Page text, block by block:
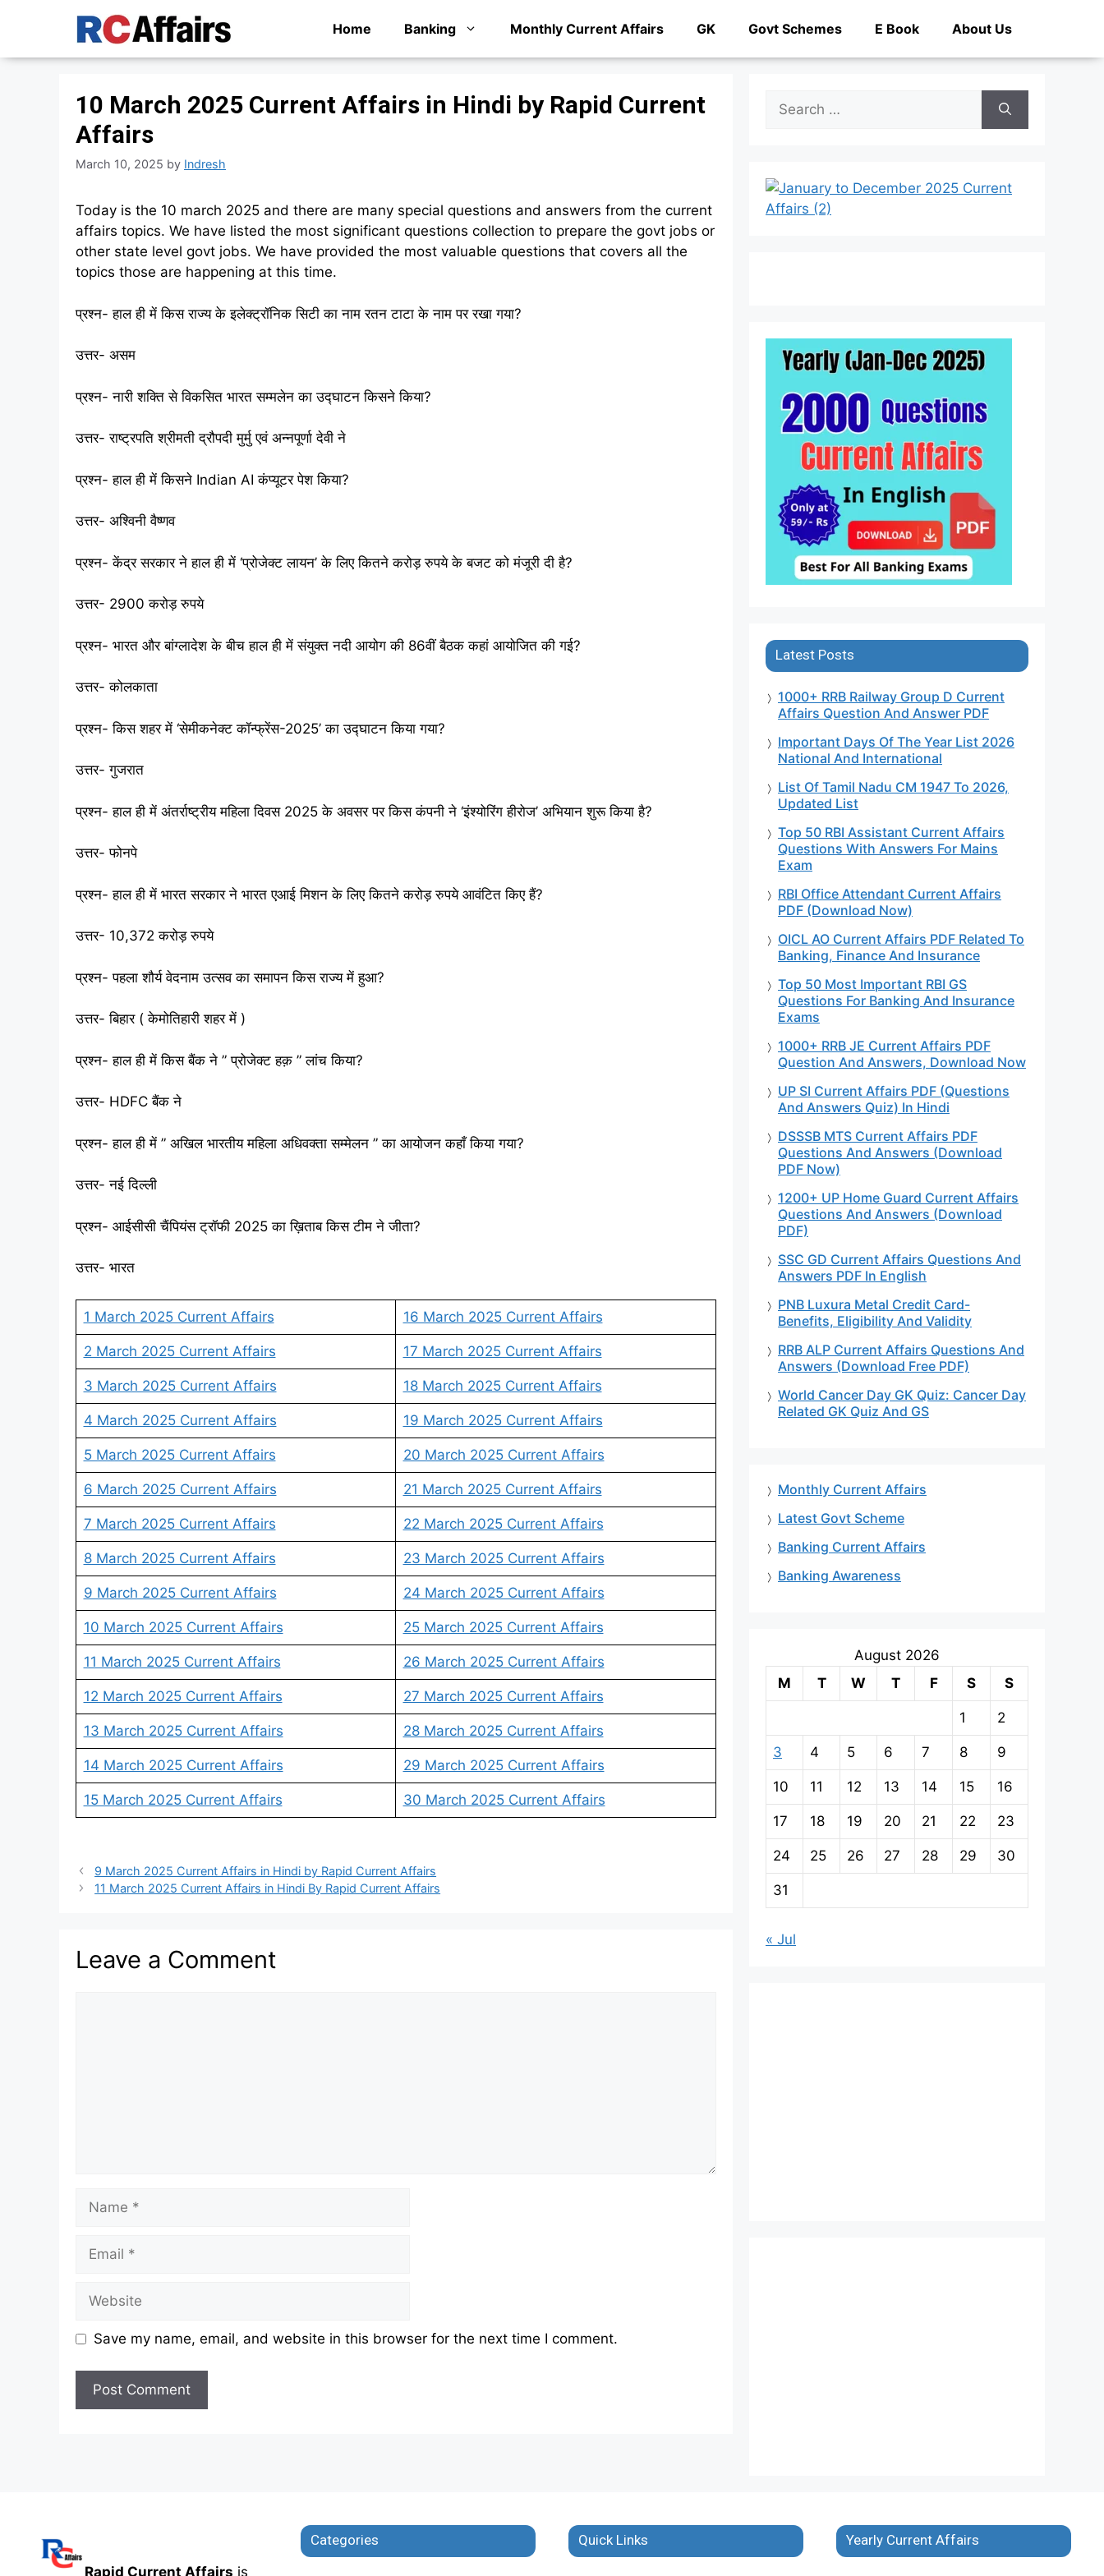
Home Banking Monthly Current Affairs GK Govt Schemes E Book About Us
10 March 2025 Current Affairs in Hindi by Rapid Current
Affairs
March 10, 2025 by Indresh
Today is the 10 march 2025 and there are many special questions and answers from the current
affairs topics. We have listed the most significant questions collection to prepare the govt jobs or
other state level govt jobs. We have provided the most valuable questions that covers all the
topics those are happening at this time.
प्रश्न- हाल ही में किस राज्य के इलेक्ट्रॉनिक सिटी का नाम रतन टाटा के नाम पर रखा गया?
उत्तर- असम
प्रश्न- नारी शक्ति से विकसित भारत सम्मलेन का उद्घाटन किसने किया?
उत्तर- राष्ट्रपति श्रीमती द्रौपदी मुर्मु एवं अन्नपूर्णा देवी ने
प्रश्न- हाल ही में किसने Indian AI कंप्यूटर पेश किया?
उत्तर- अश्विनी वैष्णव
प्रश्न- केंद्र सरकार ने हाल ही में ‘प्रोजेक्ट लायन’ के लिए कितने करोड़ रुपये के बजट को मंजूरी दी है?
उत्तर- 2900 करोड़ रुपये
प्रश्न- भारत और बांग्लादेश के बीच हाल ही में संयुक्त नदी आयोग की 86वीं बैठक कहां आयोजित की गई?
उत्तर- कोलकाता
प्रश्न- किस शहर में ‘सेमीकनेक्ट कॉन्फ्रेंस-2025’ का उद्घाटन किया गया?
उत्तर- गुजरात
प्रश्न- हाल ही में अंतर्राष्ट्रीय महिला दिवस 2025 के अवसर पर किस कंपनी ने ‘इंश्योरिंग हीरोज’ अभियान शुरू किया है?
उत्तर- फोनपे
प्रश्न- हाल ही में भारत सरकार ने भारत एआई मिशन के लिए कितने करोड़ रुपये आवंटित किए हैं?
उत्तर- 10,372 करोड़ रुपये
प्रश्न- पहला शौर्य वेदनाम उत्सव का समापन किस राज्य में हुआ?
उत्तर- बिहार ( केमोतिहारी शहर में )
प्रश्न- हाल ही में किस बैंक ने ” प्रोजेक्ट हक़ ” लांच किया?
उत्तर- HDFC बैंक ने
प्रश्न- हाल ही में ” अखिल भारतीय महिला अधिवक्ता सम्मेलन ” का आयोजन कहाँ किया गया?
उत्तर- नई दिल्ली
प्रश्न- आईसीसी चैंपियंस ट्रॉफी 2025 का ख़िताब किस टीम ने जीता?
उत्तर- भारत
1 March 2025 Current Affairs 16 March 2025 Current Affairs
2 March 2025 Current Affairs 17 March 2025 Current Affairs
3 March 2025 Current Affairs 18 March 2025 Current Affairs
4 March 2025 Current Affairs 19 March 2025 Current Affairs
5 March 2025 Current Affairs 20 March 2025 Current Affairs
6 March 2025 Current Affairs 21 March 2025 Current Affairs
7 March 2025 Current Affairs 22 March 2025 Current Affairs
8 March 2025 Current Affairs 23 March 2025 Current Affairs
9 March 2025 Current Affairs 24 March 2025 Current Affairs
10 March 2025 Current Affairs 25 March 2025 Current Affairs
11 March 2025 Current Affairs 26 March 2025 Current Affairs
12 March 2025 Current Affairs 27 March 2025 Current Affairs
13 March 2025 Current Affairs 28 March 2025 Current Affairs
14 March 2025 Current Affairs 29 March 2025 Current Affairs
15 March 2025 Current Affairs 30 March 2025 Current Affairs
9 March 2025 Current Affairs in Hindi by Rapid Current Affairs
11 March 2025 Current Affairs in Hindi By Rapid Current Affairs
Leave a Comment
Name
Email
Website
Save my name, email, and website in this browser for the next time I comment.
Search
for:
Latest Posts
1000+ RRB Railway Group D Current
Affairs Question And Answer PDF
Important Days Of The Year List 2026
National And International
List Of Tamil Nadu CM 1947 To 2026,
Updated List
Top 50 RBI Assistant Current Affairs
Questions With Answers For Mains
Exam
RBI Office Attendant Current Affairs
PDF (Download Now)
OICL AO Current Affairs PDF Related To
Banking, Finance And Insurance
Top 50 Most Important RBI GS
Questions For Banking And Insurance
Exams
1000+ RRB JE Current Affairs PDF
Question And Answers, Download Now
UP SI Current Affairs PDF (Questions
And Answers Quiz) In Hindi
DSSSB MTS Current Affairs PDF
Questions And Answers (Download
PDF Now)
1200+ UP Home Guard Current Affairs
Questions And Answers (Download
PDF)
SSC GD Current Affairs Questions And
Answers PDF In English
PNB Luxura Metal Credit Card-
Benefits, Eligibility And Validity
RRB ALP Current Affairs Questions And
Answers (Download Free PDF)
World Cancer Day GK Quiz: Cancer Day
Related GK Quiz And GS
Monthly Current Affairs
Latest Govt Scheme
Banking Current Affairs
Banking Awareness
August 2026
M
T W T F S S
1 2
3 4 5 6 7 8 9
10 11 12 13 14 15 16
17 18 19 20 21 22 23
24 25 26 27 28 29 30
31
« Jul
Rapid Current Affairs is
Categories Quick Links Yearly Current Affairs